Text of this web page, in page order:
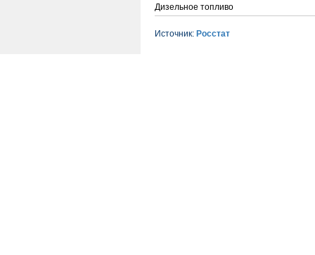
Дизельное топливо
Источник: Росстат